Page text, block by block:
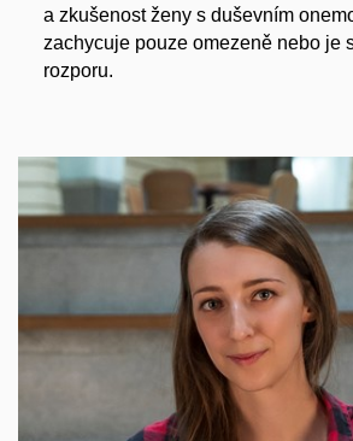
a zkušenost ženy s duševním
zachycuje pouze omezeně nebo je
rozporu.